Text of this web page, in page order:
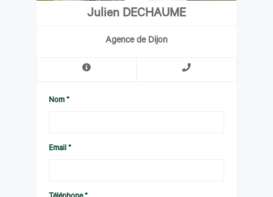
Julien DECHAUME
Agence de Dijon
Nom *
Email *